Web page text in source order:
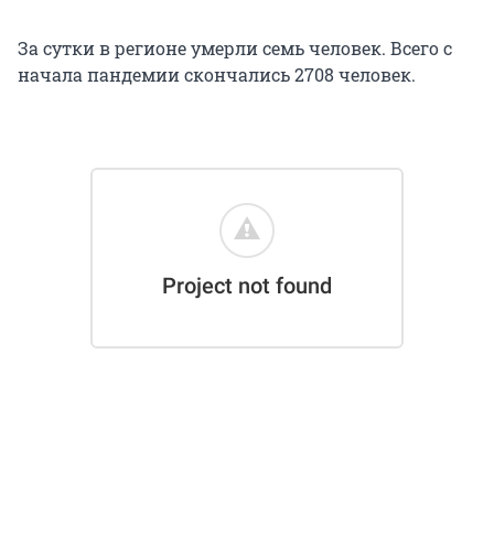
За сутки в регионе умерли семь человек. Всего с
начала пандемии скончались 2708 человек.